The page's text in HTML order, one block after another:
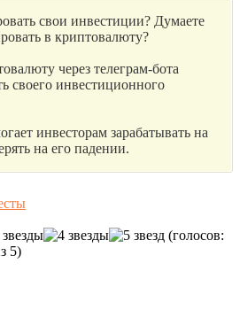
свои инвестиции? Думаете
в криптовалюту?
через телеграм-бота
своего инвестиционного
инвесторам зарабатывать на
на его падении.
(голосов:
5)